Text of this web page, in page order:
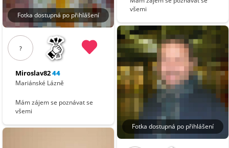
Fotka dostupná po přihlášení
?
Miroslav8244
Mariánské Lázně
Mám zájem se poznávat se
všemi
všemi
Fotka dostupná po přihlášení